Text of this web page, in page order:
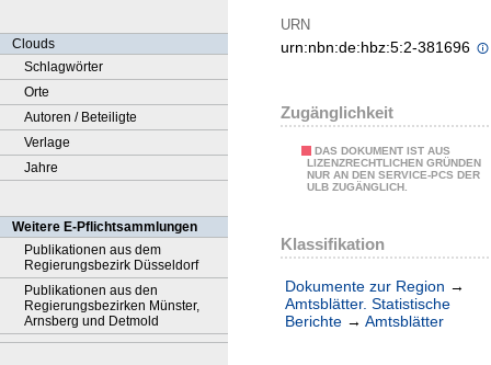
Clouds
Schlagwörter
Orte
Autoren / Beteiligte
Verlage
Jahre
Weitere E-Pflichtsammlungen
Publikationen aus dem
Regierungsbezirk Düsseldorf
Publikationen aus den
Regierungsbezirken Münster,
Arnsberg und Detmold
URN
urn:nbn:de:hbz:5:2-381696
Zugänglichkeit
DAS DOKUMENT IST AUS
LIZENZRECHTLICHEN GRÜNDEN
NUR AN DEN SERVICE-PCS DER
ULB ZUGÄNGLICH.
Klassifikation
Dokumente zur Region →
Amtsblätter. Statistische
Berichte → Amtsblätter